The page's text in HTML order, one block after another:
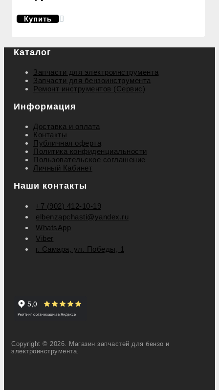
Купить
Каталог
Запчасти для электроинструмента
Запчасти для бензоинструмента
Ремонт инструментов (Сервис)
Информация
Доставка и оплата
Контакты
Публичная оферта
Политика конфиденциальности
Пользовательское соглашение
Личный Кабинет
Наши контакты
+7 (902) 412-10-19
elbenzapchasti@yandex.ru
WhatsApp
Viber
г. Самара, ул. Победы, 1
Copyright © 2026. Магазин запчастей для бензо и
электроинструмента.